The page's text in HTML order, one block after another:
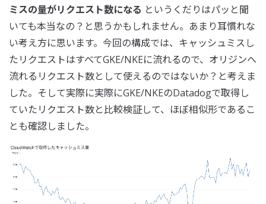
ミスの量がリクエスト数になる というくだりはパッと聞
いても本当なの？と思うかもしれません。あまり耳慣れな
い考え方に思います。今回の構成では、キャッシュミスし
たリクエストはすべてGKE/NKEに流れるので、オリジンへ
流れるリクエスト数として使えるのではないか？と考えま
した。そして実際に実際にGKE/NKEのDatadogで取得し
ていたリクエスト数と比較検証して、ほぼ相似形であるこ
とも確認しました。